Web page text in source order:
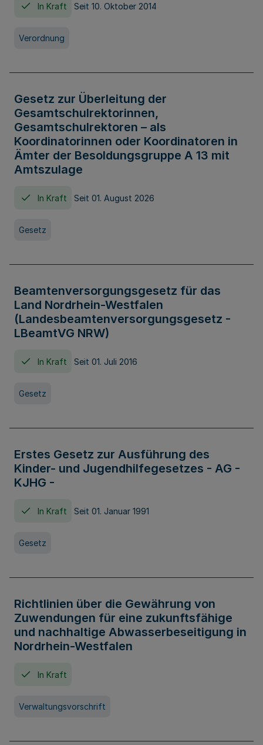
In Kraft Seit 10. Oktober 2014
Verordnung
Gesetz zur Überleitung der
Gesamtschulrektorinnen,
Gesamtschulrektoren – als
Koordinatorinnen oder Koordinatoren in
Ämter der Besoldungsgruppe A 13 mit
Amtszulage
In Kraft Seit 01. August 2026
Gesetz
Beamtenversorgungsgesetz für das
Land Nordrhein-Westfalen
(Landesbeamtenversorgungsgesetz -
LBeamtVG NRW)
In Kraft Seit 01. Juli 2016
Gesetz
Erstes Gesetz zur Ausführung des
Kinder- und Jugendhilfegesetzes - AG -
KJHG -
In Kraft Seit 01. Januar 1991
Gesetz
Richtlinien über die Gewährung von
Zuwendungen für eine zukunftsfähige
und nachhaltige Abwasserbeseitigung in
Nordrhein-Westfalen
In Kraft
Verwaltungsvorschrift